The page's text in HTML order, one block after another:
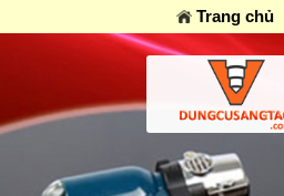
Trang chủ